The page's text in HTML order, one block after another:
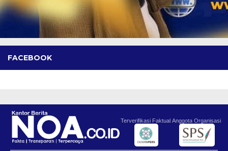
FACEBOOK
Terverifikasi Faktual Anggota Organisasi